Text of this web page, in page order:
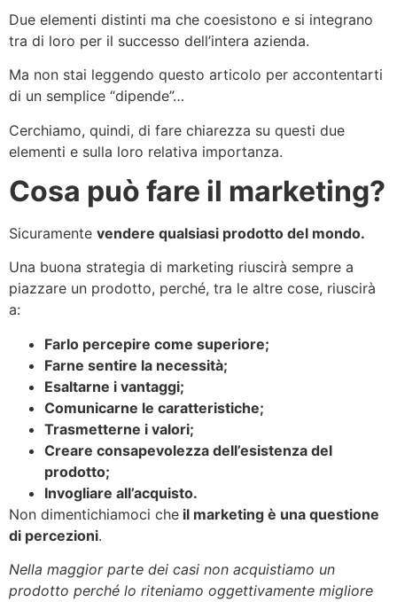
Due elementi distinti ma che coesistono e si integrano
tra di loro per il successo dell’intera azienda.
Ma non stai leggendo questo articolo per accontentarti
di un semplice “dipende”…
Cerchiamo, quindi, di fare chiarezza su questi due
elementi e sulla loro relativa importanza.
Cosa può fare il marketing?
Sicuramente vendere qualsiasi prodotto del mondo.
Una buona strategia di marketing riuscirà sempre a
piazzare un prodotto, perché, tra le altre cose, riuscirà
a:
Farlo percepire come superiore;
Farne sentire la necessità;
Esaltarne i vantaggi;
Comunicarne le caratteristiche;
Trasmetterne i valori;
Creare consapevolezza dell’esistenza del
prodotto;
Invogliare all’acquisto.
Non dimentichiamoci che il marketing è una questione
di percezioni.
Nella maggior parte dei casi non acquistiamo un
prodotto perché lo riteniamo oggettivamente migliore